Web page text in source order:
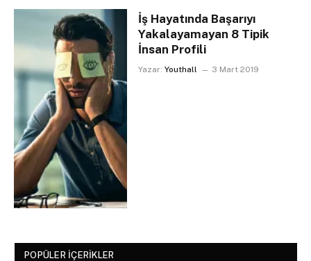
İş Hayatında Başarıyı
Yakalayamayan 8 Tipik
İnsan Profili
Yazar: Youthall 3 Mart 2019
POPÜLER İÇERIKLER